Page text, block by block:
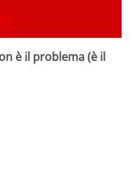
è il problema (è il